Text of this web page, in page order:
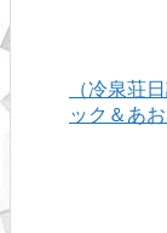
（冷泉荘
ック＆あ